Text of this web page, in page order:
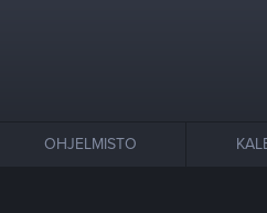
OHJELMISTO